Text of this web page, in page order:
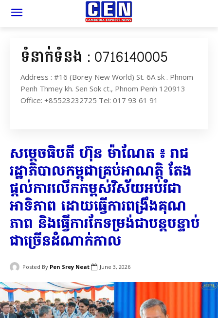
ទំនាក់ទំនង : 0716140005
Address : #16 (Borey New World) St. 6A sk . Phnom
Penh Thmey kh. Sen Sok ct., Phnom Penh 120913
Office: +85523232725 Tel: 017 93 61 91
សម្ដេចធិបតី ហ៊ុន ម៉ាណែត ៖ រាជ
រដ្ឋាភិបាលកម្ពុជាគ្រប់អាណត្តិ តែង
ផ្តល់ការលើកកម្ពស់វិស័យអប់រំជា
អាទិភាព ដោយធ្វើការពង្រឹងគុណ
ភាព និងធ្វើការកែទម្រង់ជាបន្តបន្ទាប់
ជាច្រើនដំណាក់កាល
Posted By Pen Srey Neat June 3, 2026